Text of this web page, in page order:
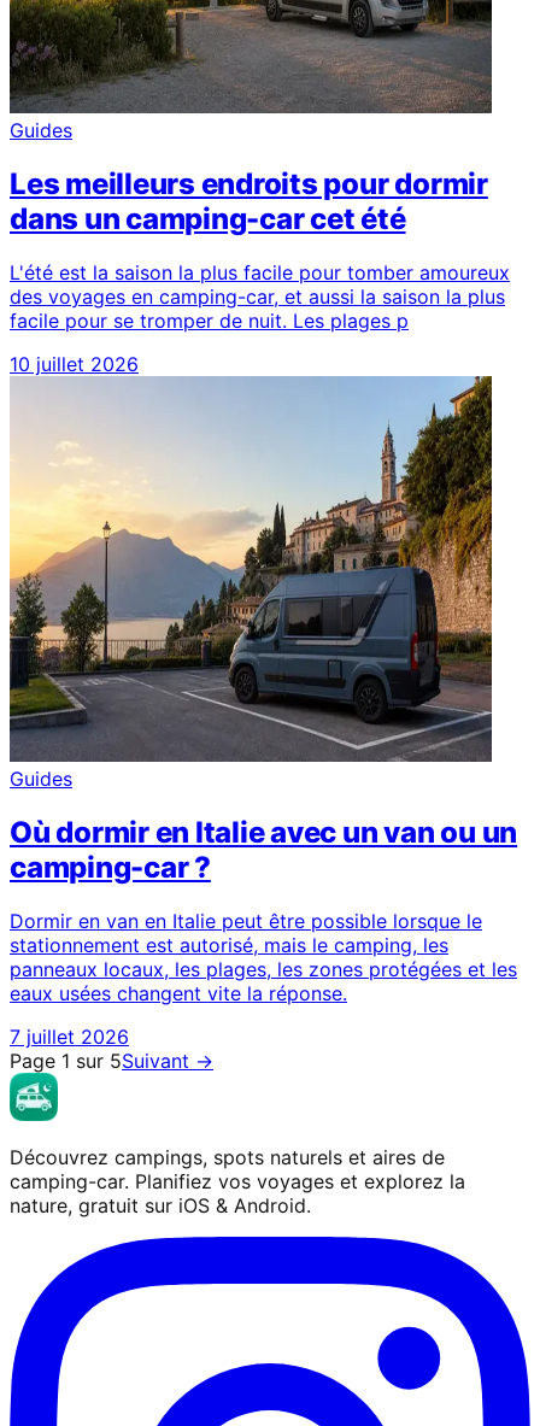
Guides
Les meilleurs endroits pour dormir
dans un camping-car cet été
L'été est la saison la plus facile pour tomber amoureux
des voyages en camping-car, et aussi la saison la plus
facile pour se tromper de nuit. Les plages p
10 juillet 2026
Guides
Où dormir en Italie avec un van ou un
camping-car ?
Dormir en van en Italie peut être possible lorsque le
stationnement est autorisé, mais le camping, les
panneaux locaux, les plages, les zones protégées et les
eaux usées changent vite la réponse.
7 juillet 2026
Page 1 sur 5Suivant →
Découvrez campings, spots naturels et aires de
camping-car. Planifiez vos voyages et explorez la
nature, gratuit sur iOS & Android.